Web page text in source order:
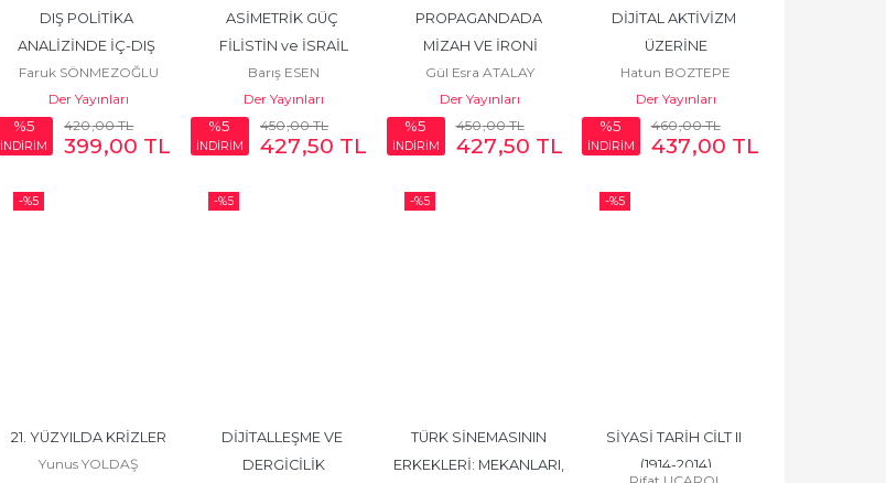
DIŞ POLİTİKA
ANALİZİNDE İÇ-DIŞ
FAKTÖR ÖNCELİĞİ
TARTIŞMASI
Faruk SÖNMEZOĞLU
Der Yayınları
%5
İNDİRİM
420,00TL
399,00 TL
ASİMETRİK GÜÇ
FİLİSTİN ve İSRAİL
Barış ESEN
Der Yayınları
%5
İNDİRİM
450,00TL
427,50 TL
PROPAGANDADA
MİZAH VE İRONİ
Gül Esra ATALAY
Der Yayınları
%5
İNDİRİM
450,00TL
427,50 TL
DİJİTAL AKTİVİZM
ÜZERİNE
Hatun BOZTEPE
TAŞKIRAN
Der Yayınları
%5
İNDİRİM
460,00TL
437,00 TL
-%5
21. YÜZYILDA KRİZLER
Yunus YOLDAŞ
-%5
DİJİTALLEŞME VE
DERGİCİLİK
-%5
TÜRK SİNEMASININ
ERKEKLERİ: MEKANLARI,
-%5
SİYASİ TARİH CİLT II
(1914-2014)